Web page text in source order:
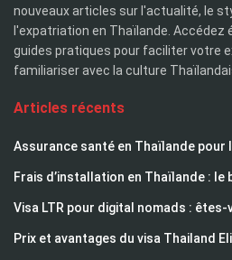
nouveaux articles sur l'actualité, le
l'expatriation en Thaïlande. Accédez
guides pratiques pour faciliter votre
familiariser avec la culture
Articles récents
Assurance santé en Thaïlande pour
Frais d’installation en Thaïlande : le
Visa LTR pour digital nomads : êtes-
Prix et avantages du visa Thailand